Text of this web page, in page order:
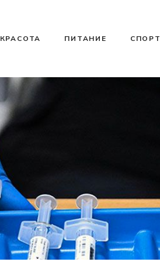
КРАСОТА ПИТАНИЕ СПОРТ